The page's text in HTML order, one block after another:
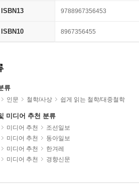
ISBN13 9788967356453
ISBN10 8967356455
류
인문 철학/사상 쉽게 읽는 철학/대중철학
미디어 추천 분류
미디어 추천
조선일보
미디어 추천
동아일보
미디어 추천
한겨레
미디어 추천 경향신문